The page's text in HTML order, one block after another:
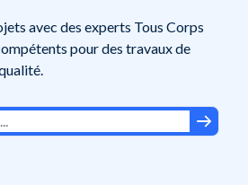
avec des experts Tous Corps
pour des travaux de